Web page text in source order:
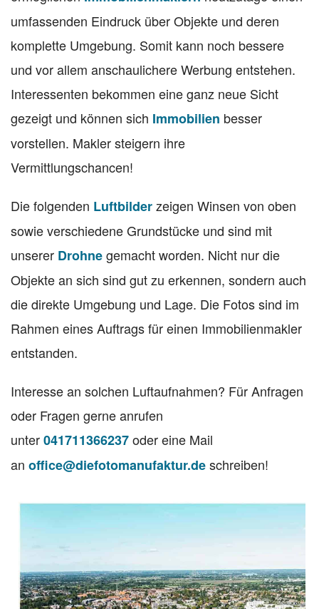
umfassenden Eindruck über Objekte und deren
komplette Umgebung. Somit kann noch bessere
und vor allem anschaulichere Werbung entstehen.
Interessenten bekommen eine ganz neue Sicht
gezeigt und können sich Immobilien besser
vorstellen. Makler steigern ihre
Vermittlungschancen!
Die folgenden Luftbilderzeigen Winsen von oben
sowie verschiedene Grundstücke und sind mit
unserer Drohnegemacht worden. Nicht nur die
Objekte an sich sind gut zu erkennen, sondern auch
die direkte Umgebung und Lage. Die Fotos sind im
Rahmen eines Auftrags für einen Immobilienmakler
entstanden.
Interesse an solchen Luftaufnahmen? Für Anfragen
oder Fragen gerne anrufen
unter041711366237oder eine Mail
an office@diefotomanufaktur.deschreiben!